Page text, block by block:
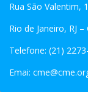
Rua São Valentim,
Rio de Janeiro, RJ –
Telefone: (21)
Emai: